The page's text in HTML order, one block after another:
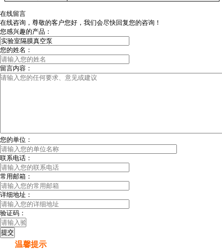
在线留言
在线咨询，尊敬的客户您好，我们会尽快回复您的咨询！
您感兴趣的产品：
您的姓名：
留言内容：
您的单位：
联系电话：
常用邮箱：
详细地址：
验证码：
温馨提示